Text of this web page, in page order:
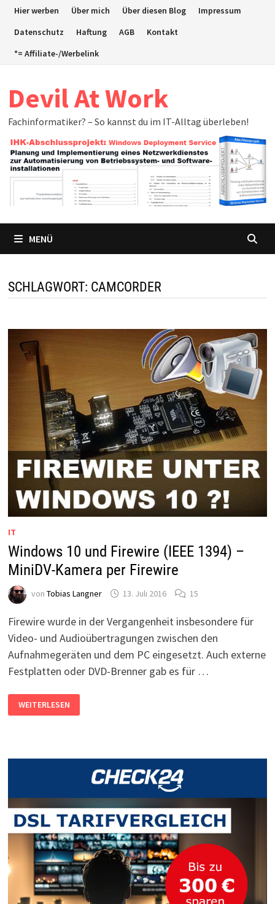
ZumHier werben Über mich Über diesen Blog
Impressum
Datenschutz
Haftung AGB
Kontakt
*= Affiliate-/Werbelink
Devil At Work
Fachinformatiker? – So kannst du im IT-Alltag überleben!
MENÜ
SCHLAGWORT: CAMCORDER
IT
Windows 10 und Firewire (IEEE 1394) –
MiniDV-Kamera per Firewire
von Tobias Langner 13. Juli 2016 15
Firewire wurde in der Vergangenheit insbesondere für
Video- und Audioübertragungen zwischen den
Aufnahmegeräten und dem PC eingesetzt. Auch externe
Festplatten oder DVD-Brenner gab es für …
10
UND
MINIDV-
WEITERLESEN